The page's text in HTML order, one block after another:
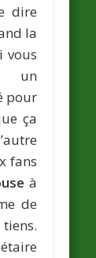
dire
la
vous
un
pour
ça
fans
à
de